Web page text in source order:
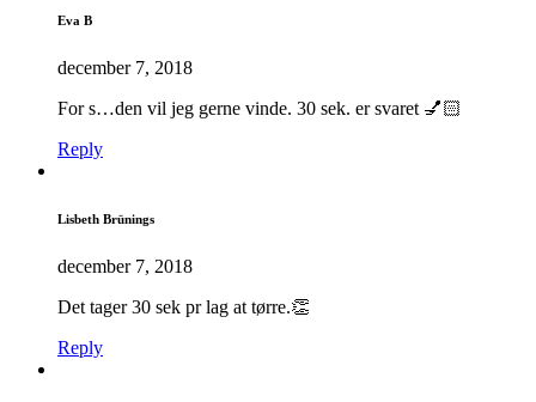
Eva B
december 7, 2018
For s…den vil jeg gerne vinde. 30 sek. er svaret 💅🏻
Reply
Lisbeth Brünings
december 7, 2018
Det tager 30 sek pr lag at tørre.👏
Reply